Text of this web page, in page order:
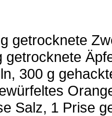
getrocknete
getrocknete
300 g
Salz, 1 Prise